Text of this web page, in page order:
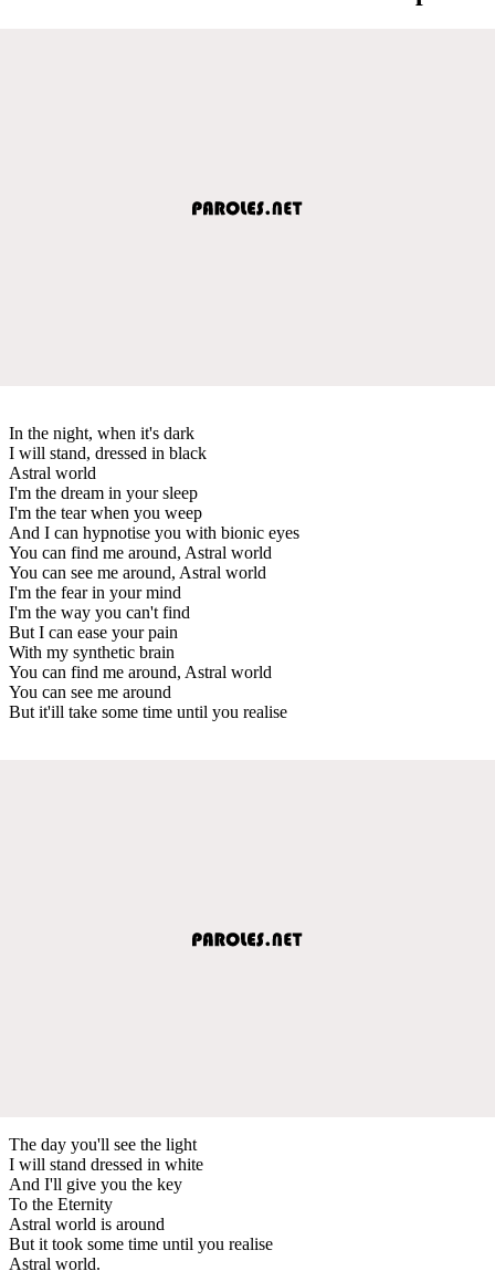
In the night, when it's dark
I will stand, dressed in black
Astral world
I'm the dream in your sleep
I'm the tear when you weep
And I can hypnotise you with bionic eyes
You can find me around, Astral world
You can see me around, Astral world
I'm the fear in your mind
I'm the way you can't find
But I can ease your pain
With my synthetic brain
You can find me around, Astral world
You can see me around
But it'ill take some time until you realise
The day you'll see the light
I will stand dressed in white
And I'll give you the key
To the Eternity
Astral world is around
But it took some time until you realise
Astral world.